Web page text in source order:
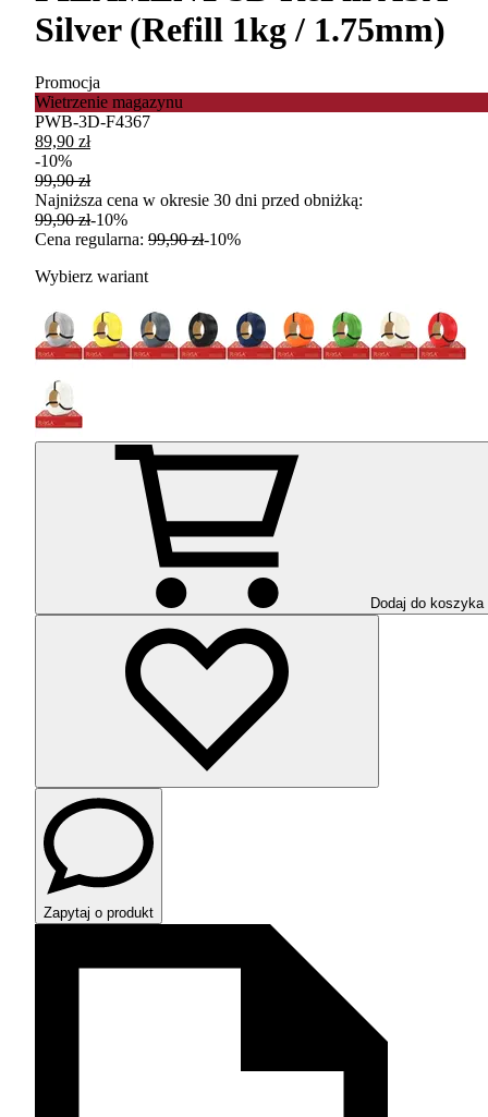
Silver (Refill 1kg / 1.75mm)
Promocja
Wietrzenie magazynu
PWB-3D-F4367
89,90 zł
-10%
99,90 zł
Najniższa cena w okresie 30 dni przed obniżką:
99,90 zł-10%
Cena regularna: 99,90 zł-10%
Wybierz wariant
Dodaj do koszyka
Zapytaj o produkt